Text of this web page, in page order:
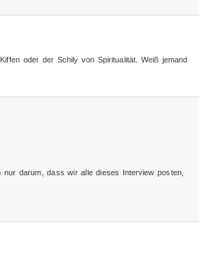
oder der Schily von Spiritualität. Weiß jemand
darum, dass wir alle dieses Interview posten,